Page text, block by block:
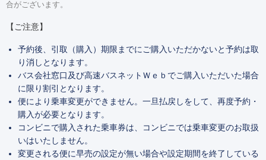
合がございます。
【ご注意】
予約後、引取（購入）期限までにご購入いただかないと予約は取
り消しとなります。
バス会社窓口及び高速バスネットＷｅｂでご購入いただいた場合
に限り割引となります。
便により乗車変更ができません。一旦払戻しをして、再度予約・
購入が必要となります。
コンビニで購入された乗車券は、コンビニでは乗車変更のお取扱
いはいたしません。
変更される便に早売の設定が無い場合や設定期間を終了している